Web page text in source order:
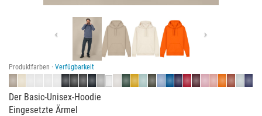
Previous
Produktfarben · Verfügbarkeit
Der Basic-Unisex-Hoodie
Eingesetzte Ärmel